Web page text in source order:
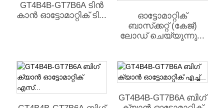
GT4B4B-GT7B6A ടിൻ
കാൻ ഓട്ടോമാറ്റിക് ടി...
ഓട്ടോമാറ്റിക്
ബാസ്‌ക്കറ്റ് (കേജ്)
ലോഡ് ചെയ്യുന്നു...
GT4B4B-GT7B6A ബിഗ്